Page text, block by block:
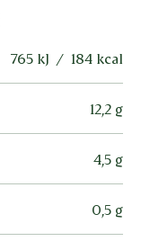
765 kJ / 184 kcal
12,2 g
4,5 g
0,5 g